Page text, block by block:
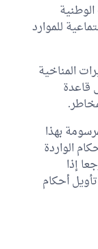
للموارد
المناخية
قاعدة
بهذا
الواردة
إذا
أحكام